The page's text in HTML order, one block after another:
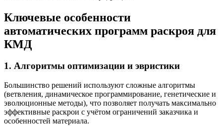
Ключевые особенности
автоматических программ раскроя для
КМД
1. Алгоритмы оптимизации и эвристики
Большинство решений используют сложные алгоритмы
(ветвления, динамическое программирование, генетические и
эволюционные методы), что позволяет получать максимально
эффективные раскрои с учётом ограничений заказчика и
особенностей материала.